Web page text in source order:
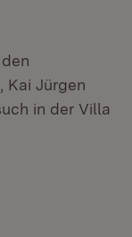
Kai Jürgen
in der Villa